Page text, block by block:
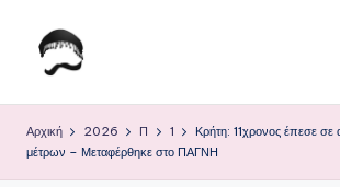
Μετάβαση
ο
Κ
Αρχική 2026 Π 1
Κρήτη: 11χρονος έπεσε
μέτρων – Μεταφέρθηκε στο ΠΑΓΝΗ